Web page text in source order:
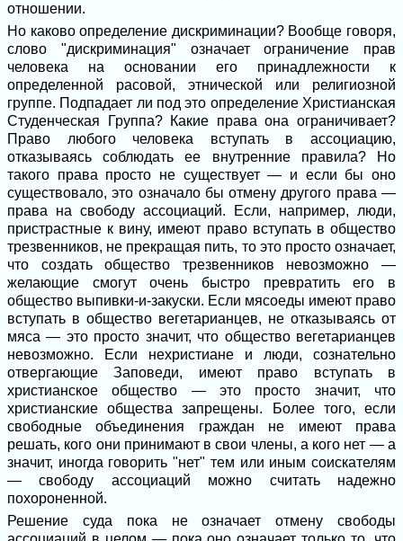
отношении.
Но каково определение дискриминации? Вообще говоря,
слово "дискриминация" означает ограничение прав
человека на основании его принадлежности к
определенной расовой, этнической или религиозной
группе. Подпадает ли под это определение Христианская
Студенческая Группа? Какие права она ограничивает?
Право любого человека вступать в ассоциацию,
отказываясь соблюдать ее внутренние правила? Но
такого права просто не существует — и если бы оно
существовало, это означало бы отмену другого права —
права на свободу ассоциаций. Если, например, люди,
пристрастные к вину, имеют право вступать в общество
трезвенников, не прекращая пить, то это просто означает,
что создать общество трезвенников невозможно —
желающие смогут очень быстро превратить его в
общество выпивки-и-закуски. Если мясоеды имеют право
вступать в общество вегетарианцев, не отказываясь от
мяса — это просто значит, что общество вегетарианцев
невозможно. Если нехристиане и люди, сознательно
отвергающие Заповеди, имеют право вступать в
христианское общество — это просто значит, что
христианские общества запрещены. Более того, если
свободные объединения граждан не имеют права
решать, кого они принимают в свои члены, а кого нет — а
значит, иногда говорить "нет" тем или иным соискателям
— свободу ассоциаций можно считать надежно
похороненной.
Решение суда пока не означает отмену свободы